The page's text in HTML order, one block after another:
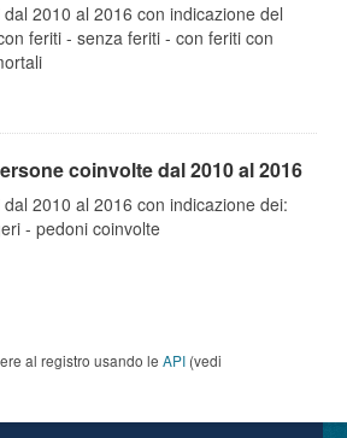
2010 al 2016 con indicazione del
feriti - senza feriti - con feriti con
coinvolte dal 2010 al 2016
2010 al 2016 con indicazione dei:
- pedoni coinvolte
al registro usando le API (vedi